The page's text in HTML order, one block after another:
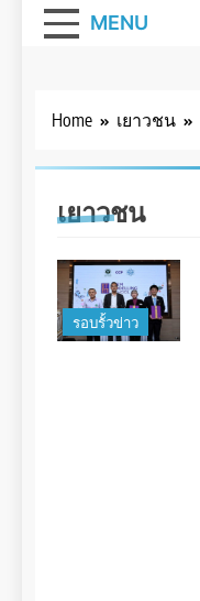
MENU
Home เยาวชน
เยาวชน
รอบรั้วข่าว